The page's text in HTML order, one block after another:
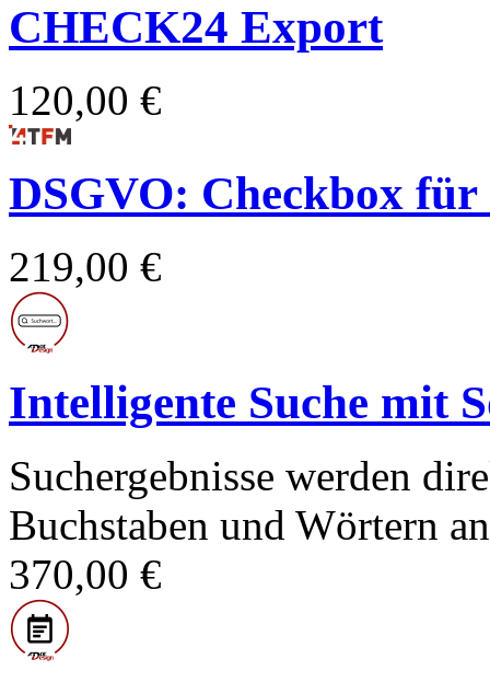
CHECK24 Export
120,00 €
DSGVO: Checkbox
219,00 €
Intelligente Suche mit
Suchergebnisse werden
Buchstaben und Wörtern
370,00 €